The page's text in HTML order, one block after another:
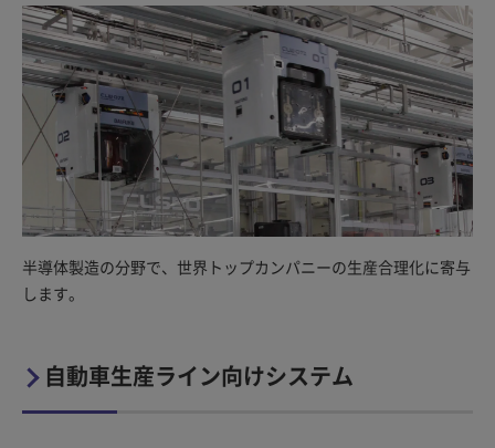
半導体製造の分野で、世界トップカンパニーの生産合理化に寄与
します。
自動車生産ライン向けシステム